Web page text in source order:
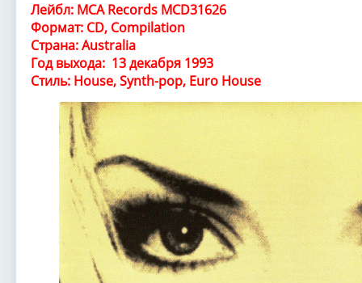
Лейбл: MCA Records MCD31626
Формат: CD, Compilation
Страна: Australia
Год выхода: 13 декабря 1993
Стиль: House, Synth-pop, Euro House